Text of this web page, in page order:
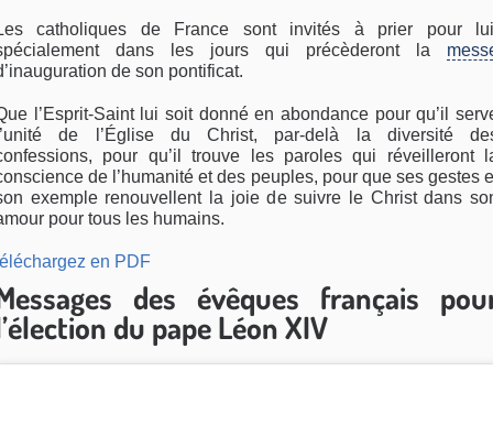
catholiques de France sont invités à prier pour
dans les jours qui précèderont la
de son pontificat.
l’Esprit-Saint lui soit donné en abondance pour qu’il
de l’Église du Christ, par-delà la diversité
pour qu’il trouve les paroles qui réveilleront
de l’humanité et des peuples, pour que ses gestes
exemple renouvellent la joie de suivre le Christ dans
pour tous les humains.
en PDF
des évêques français
du pape Léon XIV